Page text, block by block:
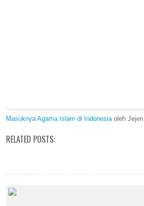
Masuknya Agama Islam di Indonesiaoleh Jejen
RELATED POSTS: